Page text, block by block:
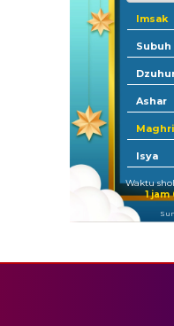
Imsak
Subuh
Ashar
Isya
Waktu
1